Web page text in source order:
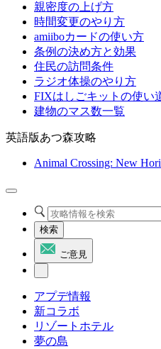
親密度の上げ方
時間変更のやり方
amiiboカードの使い方
条例の決め方と効果
住民の訪問条件
ラジオ体操のやり方
FIXはしごキットの使い
建物のマス数一覧
英語版あつ森攻略
Animal Crossing: New
検索
ご意見
アプデ情報
新コラボ
リゾートホテル
夢の島